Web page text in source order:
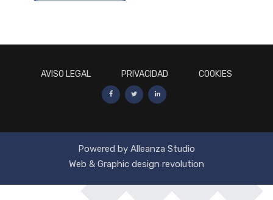
AVISO LEGAL PRIVACIDAD COOKIES
Powered by Alleanza Studio
Web & Graphic design revolution